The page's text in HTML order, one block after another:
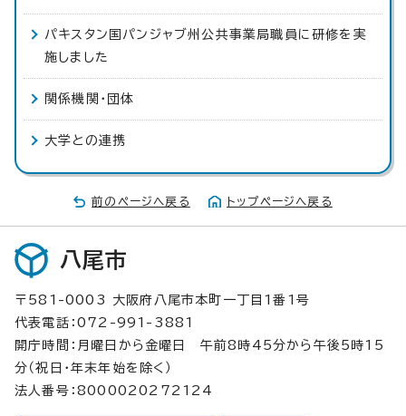
パキスタン国パンジャブ州公共事業局職員に研修を実
施しました
関係機関・団体
大学との連携
前のページへ戻る トップページへ戻る
八尾市
〒581-0003 大阪府八尾市本町一丁目1番1号
代表電話：072-991-3881
開庁時間：月曜日から金曜日 午前8時45分から午後5時15
分（祝日・年末年始を除く）
法人番号：8000020272124